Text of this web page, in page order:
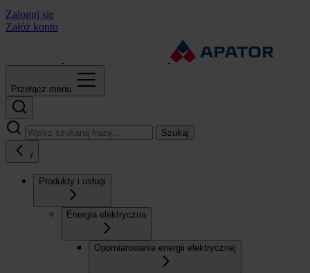
Zaloguj się
Załóż konto
Przełącz menu
Szukaj
/
Produkty i usługi
Energia elektryczna
Opomiarowanie energii elektrycznej